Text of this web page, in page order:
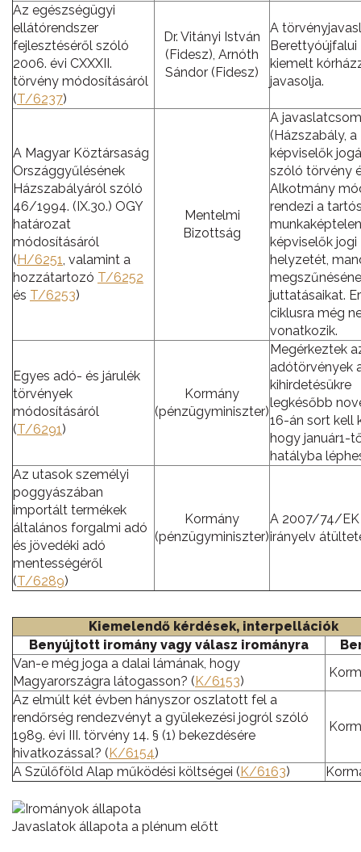
Az egészségügyi
ellátórendszer
fejlesztéséről szóló
2006. évi CXXXII.
törvény módosításáról
(T/6237)
Dr. Vitányi István
(Fidesz), Arnóth
Sándor (Fidesz)
A
Berettyóújfalui
kiemelt
javasolja.
A Magyar Köztársaság
Országgyűlésének
Házszabályáról szóló
46/1994. (IX.30.) OGY
határozat
módosításáról
(H/6251 , valamint a
hozzátartozó T/6252
és T/6253)
Mentelmi
Bizottság
A
(Házszabály, a
képviselők
szóló törvény
Alkotmány
rendezi a
képviselők jogi
helyzetét,
juttatásaikat.
ciklusra még
vonatkozik.
Egyes adó- és járulék
törvények
módosításáról
(T/6291 )
Kormány
(pénzügyminiszter)
Megérkeztek
adótörvények
kihirdetésükre
legkésőbb
16-án sort kell
hogy január1-
hatályba
Az utasok személyi
poggyászában
importált termékek
általános forgalmi adó
és jövedéki adó
mentességéről
(T/6289)
Kormány
(pénzügyminiszter)
A 2007/74/EK
irányelv
Kiemelendő kérdések, interpellációk
Benyújtott iromány vagy válasz irományra
Van-e még joga a dalai lámának, hogy
Magyarországra látogasson? (K/6153)
Az elmúlt két évben hányszor oszlatott fel a
rendőrség rendezvényt a gyülekezési jogról szóló
1989. évi III. törvény 14. § (1) bekezdésére
hivatkozással? (K/6154)
A Szülőföld Alap működési költségei (K/6163)
Javaslatok állapota a plénum előtt